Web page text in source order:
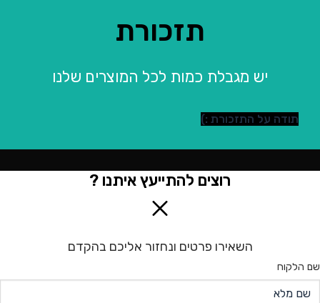
תזכורת
יש מגבלת כמות לכל המוצרים שלנו
תודה על התזכורת :)
רוצים להתייעץ איתנו ?
השאירו פרטים ונחזור אליכם בהקדם
שם הלקוח